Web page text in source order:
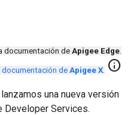
documentación deApigee Edge.
documentación de Apigee X. info
una nueva versión
Developer Services.